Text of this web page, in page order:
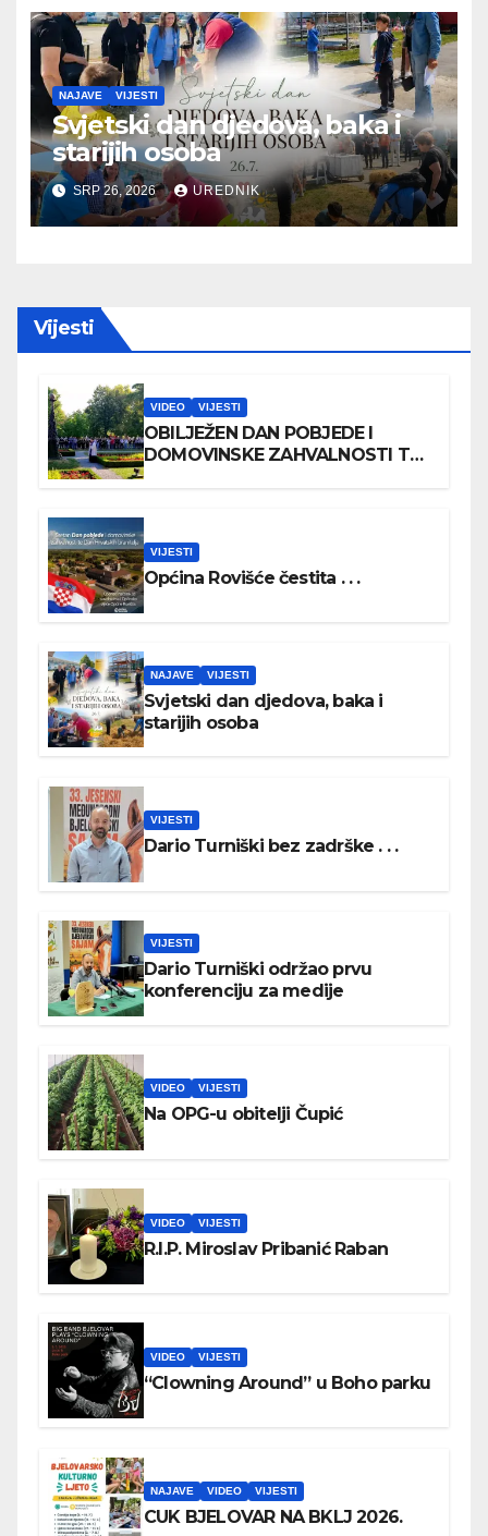
NAJAVE VIJESTI
Svjetski dan djedova, baka i
starijih osoba
SRP 26, 2026 UREDNIK
Vijesti
VIDEO VIJESTI
OBILJEŽEN DAN POBJEDE I
DOMOVINSKE ZAHVALNOSTI TE
VIJESTI
Općina Rovišće čestita . . .
NAJAVE VIJESTI
Svjetski dan djedova, baka i
starijih osoba
VIJESTI
Dario Turniški bez zadrške . . .
VIJESTI
Dario Turniški održao prvu
konferenciju za medije
VIDEO VIJESTI
Na OPG-u obitelji Čupić
VIDEO VIJESTI
R.I.P. Miroslav Pribanić Raban
VIDEO VIJESTI
“Clowning Around” u Boho parku
NAJAVE VIDEO VIJESTI
CUK BJELOVAR NA BKLJ 2026.